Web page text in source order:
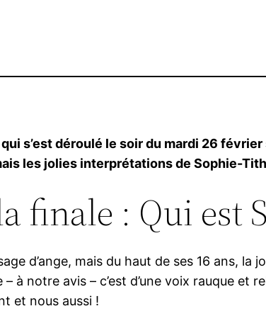
s’est déroulé le soir du mardi 26 février
les jolies interprétations de Sophie-
finale : Qui est
d’ange, mais du haut de ses 16 ans, la
à notre avis – c’est d’une voix rauque et
et nous aussi !